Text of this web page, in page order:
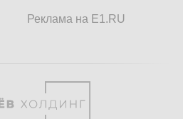
Реклама на E1.RU